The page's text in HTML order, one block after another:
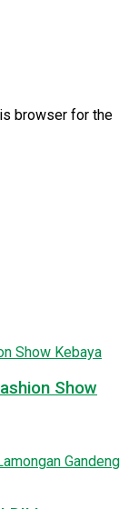
browser for the
Show